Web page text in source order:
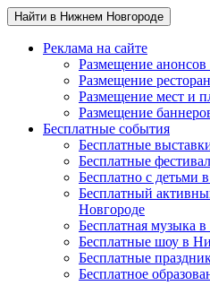
Найти в Нижнем Новгороде
Реклама на сайте
Размещение
Размещение
Размещение мест и
Размещение
Бесплатные события
Бесплатные
Бесплатные
Бесплатно с детьми
Бесплатный
Новгороде
Бесплатная музыка
Бесплатные шоу в
Бесплатные
Бесплатное